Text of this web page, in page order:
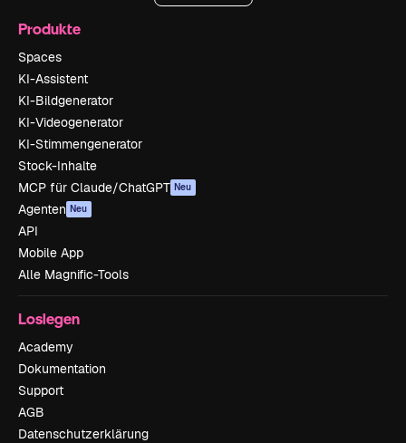
Produkte
Spaces
KI-Assistent
KI-Bildgenerator
KI-Videogenerator
KI-Stimmengenerator
Stock-Inhalte
MCP für Claude/ChatGPT Neu
Agenten Neu
API
Mobile App
Alle Magnific-Tools
Loslegen
Academy
Dokumentation
Support
AGB
Datenschutzerklärung